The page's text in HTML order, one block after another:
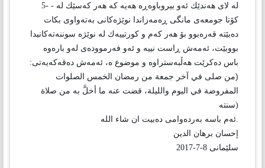
5- - له‌ لاى هه‌ندێك ئه‌و بيروباوه‌ڕه‌ هه‌يه‌ كه‌ هه‌ر كه‌سێك له‌
كۆتا جومعه‌ى مانگى ڕه‌مه‌زاندا نوێژه‌كانى به‌ته‌واوى بكات
ده‌بێته‌ قه‌ره‌بوو بۆ هه‌ر كه‌م و كورتييه‌ك له‌ نوێژه‌ سوننه‌ته‌كانيدا
بووبێت، ئه‌مه‌ش ڕاست نييه‌ و ئه‌و فه‌رمووده‌ى له‌و باره‌وه‌
باس ده‌كرێت هه‌ڵبه‌ستراوه‌ و موضوع ه‌، ئه‌مه‌ش ده‌قه‌كه‌يه‌تى:
(من صلى في آخر جمعة من رمضان الخمس الصلوات
المفروضة في اليوم والليلة، قضت عنه ما أخلَّ به من صلاة
سنته)
ئه‌م باسه‌ به‌رده‌وامى ده‌بيت ان شاء الله.
إحسان برهان الدين
2017-7-8 سلێمانى